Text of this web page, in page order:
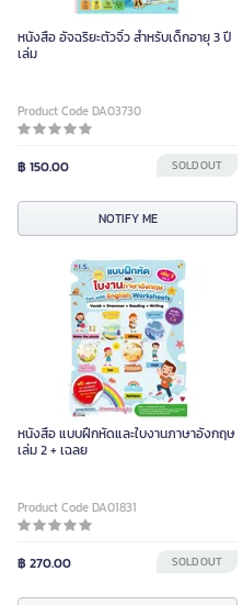
หนังสือ อัจฉริยะตัวจิ๋ว สำหรับเด็กอายุ 3 ปี
เล่ม
Product Code DA03730
฿ 150.00 SOLD OUT
NOTIFY ME
หนังสือ แบบฝึกหัดและใบงานภาษาอังกฤษ
เล่ม 2 + เฉลย
Product Code DA01831
฿ 270.00 SOLD OUT